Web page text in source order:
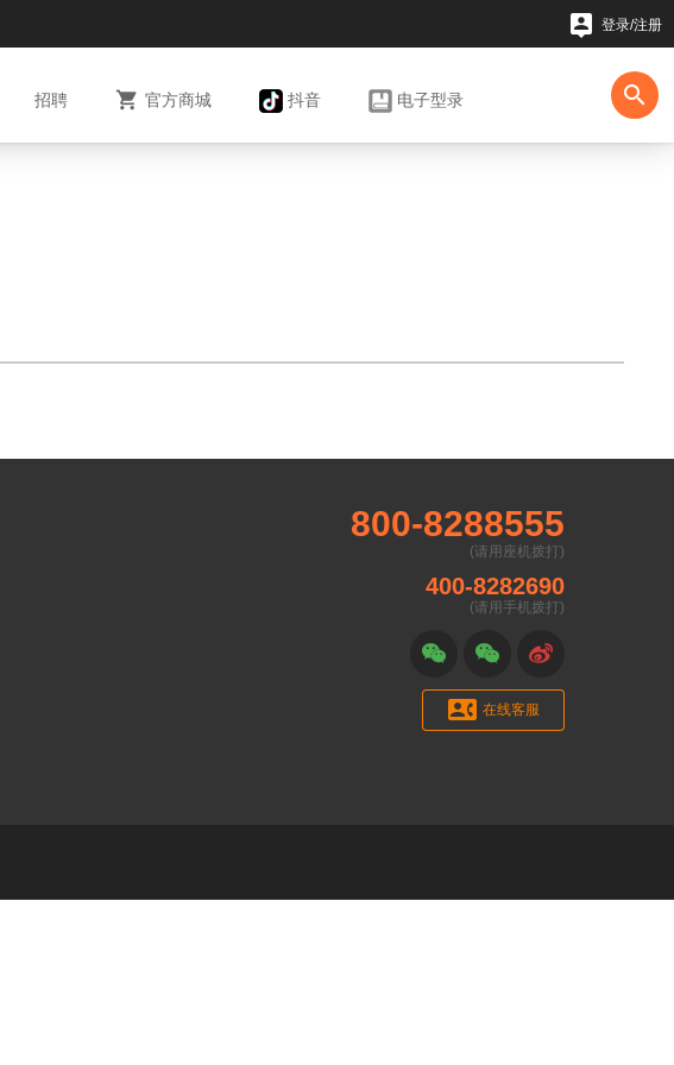
 登录/注册
招聘  官方商城 抖音 电子型录 
800-8288555
(请用座机拨打)
400-8282690
(请用手机拨打)
  
 在线客服